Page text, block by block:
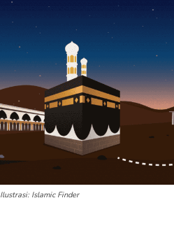
Ilustrasi: Islamic Finder